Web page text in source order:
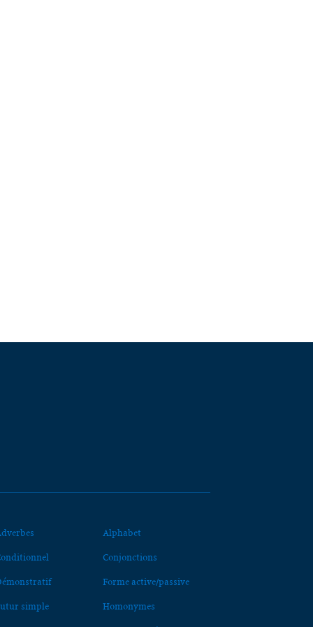
Alphabet
Conjonctions
Forme active/passive
simple Homonymes